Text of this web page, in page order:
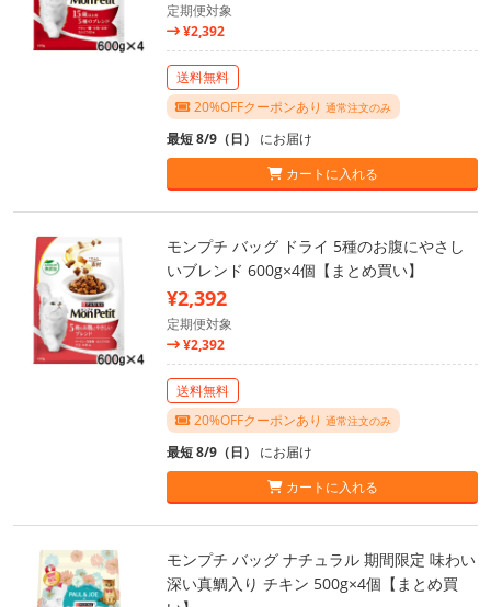
定期便対象
¥2,392
送料無料
20%OFFクーポンあり 通常注文のみ
最短 8/9（日） にお届け
カートに入れる
モンプチ バッグ ドライ 5種のお腹にやさし
いブレンド 600g×4個【まとめ買い】
¥2,392
定期便対象
¥2,392
送料無料
20%OFFクーポンあり 通常注文のみ
最短 8/9（日） にお届け
カートに入れる
モンプチ バッグ ナチュラル 期間限定 味わい
深い真鯛入り チキン 500g×4個【まとめ買